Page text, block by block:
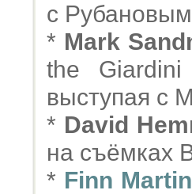
с
* Mark
the
выступая с
* David
на съёмках
* Finn Martin